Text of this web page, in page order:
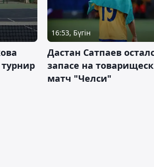
16:53, Бүгін
Дастан Сатпаев
запасе на
матч "Челси"